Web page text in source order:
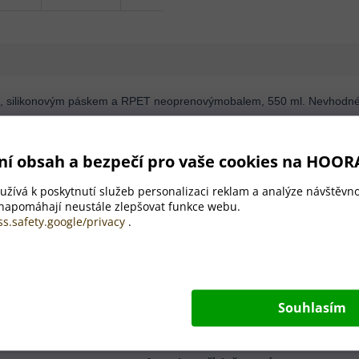
obsah a bezpečí pro vaše cookies na
k poskytnutí služeb personalizaci reklam a analýze
neustále zlepšovat funkce webu.
privacy .
Souhlasím
páskem a RPET neoprenovýmobalem, 550 ml.
550 ml
Obsah
Recyklované sklo, Plast (PS), Silikon,
ø69×237 mm